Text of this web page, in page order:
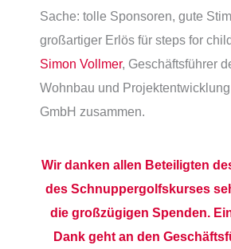
Sache: tolle Sponsoren, gute
großartiger Erlös für steps for
Simon Vollmer, Geschäftsführer
Wohnbau und
GmbH zusammen.
Wir danken allen Beteiligten
des Schnuppergolfskurses
die großzügigen Spenden.
Dank geht an den